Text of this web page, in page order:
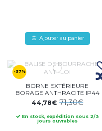
Ajouter au panier
-37%
BORNE EXTÉRIEURE
BORAGE ANTHRACITE IP44
44,78€71,30€
En stock, expédition sous 2/3
jours ouvrables